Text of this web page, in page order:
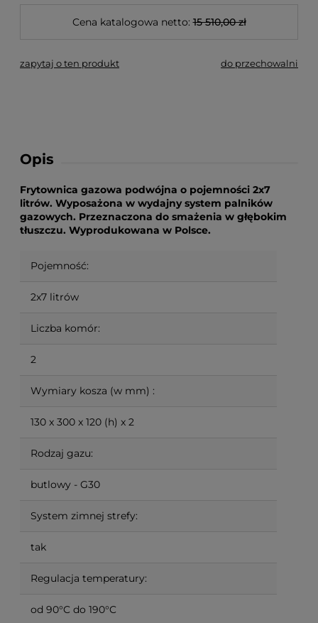
Cena katalogowa netto: 15 510,00 zł
zapytaj o ten produkt do przechowalni
Opis
Frytownica gazowa podwójna o pojemności 2x7
litrów. Wyposażona w wydajny system palników
gazowych. Przeznaczona do smażenia w głębokim
tłuszczu. Wyprodukowana w Polsce.
Pojemność:
2x7 litrów
Liczba komór:
2
Wymiary kosza (w mm) :
130 x 300 x 120 (h) x 2
Rodzaj gazu:
butlowy - G30
System zimnej strefy:
tak
Regulacja temperatury:
od 90°C do 190°C